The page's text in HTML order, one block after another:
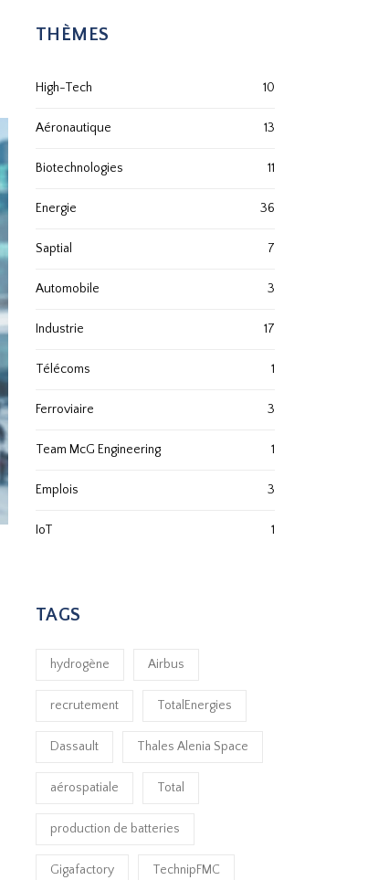
THÈMES
High-Tech 10
Aéronautique 13
Biotechnologies 11
Energie 36
Saptial 7
Automobile 3
Industrie 17
Télécoms 1
Ferroviaire 3
Team McG Engineering 1
Emplois 3
IoT 1
TAGS
hydrogène Airbus
recrutement TotalEnergies
Dassault Thales Alenia Space
aérospatiale Total
production de batteries
Gigafactory TechnipFMC